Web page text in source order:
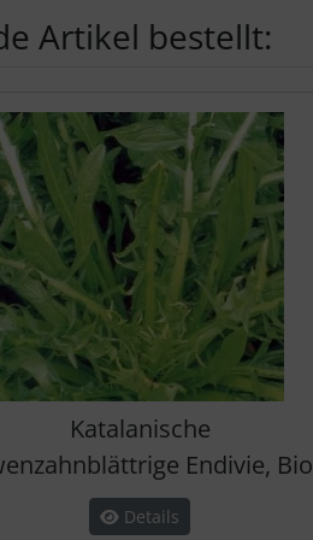
Artikel bestellt:
Katalanische
Endivie, Bio
Details